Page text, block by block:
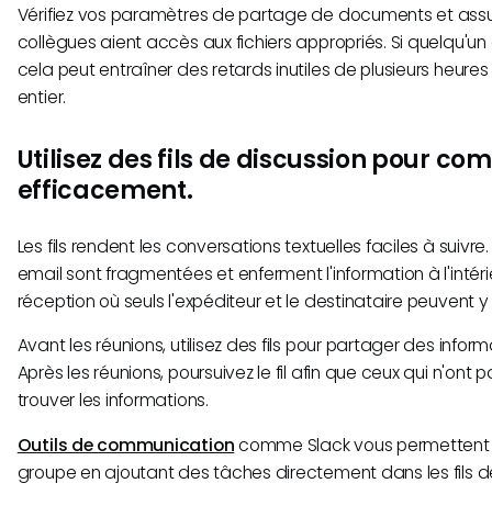
Vérifiez vos paramètres de partage de documents et
collègues aient accès aux fichiers appropriés. Si
cela peut entraîner des retards inutiles de plusieurs
entier.
Utilisez des fils de discussion pour
efficacement.
Les fils rendent les conversations textuelles faciles à
email sont fragmentées et enferment l'information à
réception où seuls l'expéditeur et le destinataire peuvent
Avant les réunions, utilisez des fils pour partager des
Après les réunions, poursuivez le fil afin que ceux qui n'ont
trouver les informations.
Outils de communicationcomme Slack vous
groupe en ajoutant des tâches directement dans les fils